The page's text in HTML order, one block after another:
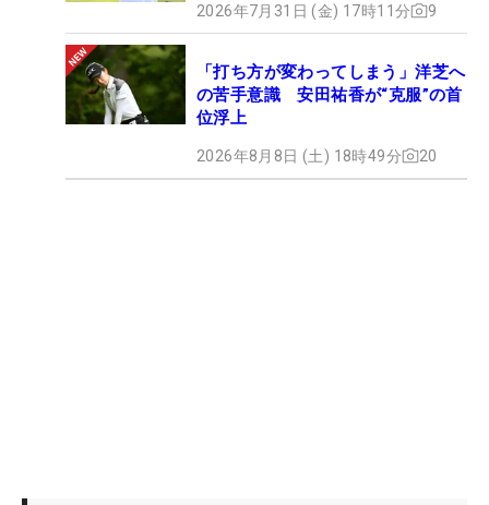
2026年7月31日 (金) 17時11分 9
「打ち方が変わってしまう」洋芝へ
の苦手意識 安田祐香が“克服”の首
位浮上
2026年8月8日 (土) 18時49分 20